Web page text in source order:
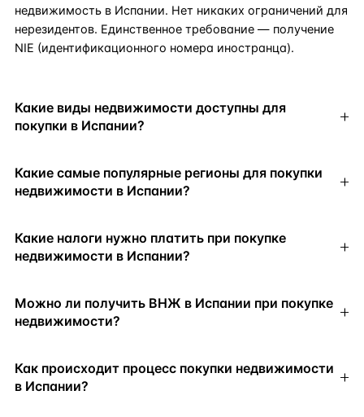
недвижимость в Испании. Нет никаких ограничений для
нерезидентов. Единственное требование — получение
NIE (идентификационного номера иностранца).
Какие виды недвижимости доступны для
покупки в Испании?
Какие самые популярные регионы для покупки
недвижимости в Испании?
Какие налоги нужно платить при покупке
недвижимости в Испании?
Можно ли получить ВНЖ в Испании при покупке
недвижимости?
Как происходит процесс покупки недвижимости
в Испании?